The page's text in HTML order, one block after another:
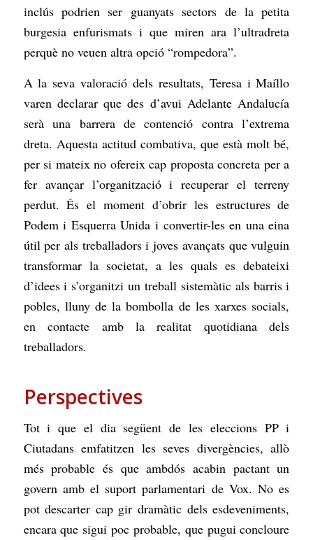
inclús podrien ser guanyats sectors de la petita
burgesia enfurismats i que miren ara l’ultradreta
perquè no veuen altra opció “rompedora”.
A la seva valoració dels resultats, Teresa i Maíllo
varen declarar que des d’avui Adelante Andalucía
serà una barrera de contenció contra l’extrema
dreta. Aquesta actitud combativa, que està molt bé,
per si mateix no ofereix cap proposta concreta per a
fer avançar l’organització i recuperar el terreny
perdut. És el moment d’obrir les estructures de
Podem i Esquerra Unida i convertir-les en una eina
útil per als treballadors i joves avançats que vulguin
transformar la societat, a les quals es debateixi
d’idees i s’organitzi un treball sistemàtic als barris i
pobles, lluny de la bombolla de les xarxes socials,
en contacte amb la realitat quotidiana dels
treballadors.
Perspectives
Tot i que el dia següent de les eleccions PP i
Ciutadans emfatitzen les seves divergències, allò
més probable és que ambdós acabin pactant un
govern amb el suport parlamentari de Vox. No es
pot descarter cap gir dramàtic dels esdeveniments,
encara que sigui poc probable, que pugui concloure